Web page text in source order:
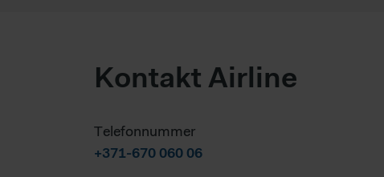
Kontakt Airline
Telefonnummer
+371-670 060 06